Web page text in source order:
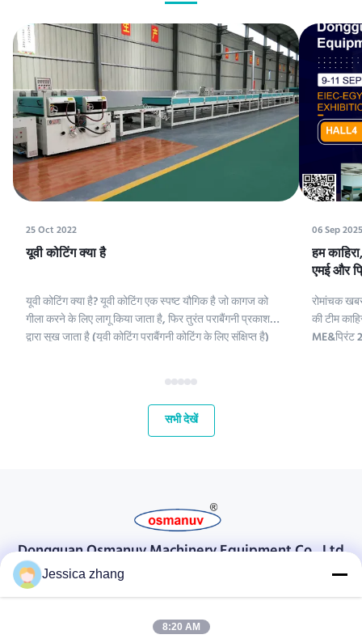
25 Oct 2022
यूवी कोटिंग क्या है
यूवी कोटिंग क्या है? यूवी कोटिंग एक स्पष्ट यौगिक है जो कागज को
गीला करने के लिए लागू किया जाता है, फिर तुरंत पराबैंगनी प्रकाश
द्वारा सूख जाता है (यूवी कोटिंग पराबैंगनी कोटिंग के लिए संक्षिप्त है)
कैओलिनिट शामिल हैं। इन यौगिकों को परिष्कृत क...
06 Sep 2025
हम
एमई और
रोमांचक
की टीम
ME&प्रिंट
सभी देखें
Dongguan Osmanuv Machinery Equipment Co., Ltd
डोंगगुआन ओस्मानुव मशीनरी उपकरण कं, लिमिटेड
Jessica zhang
8:20 AM